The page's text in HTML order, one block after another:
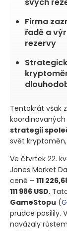
svých
Firma
řadě a
rezervy
Tentokrát však
strategii
svět
Ve čtvrtek 22.
Jones Market
ceně – 111
111 986 USD.
GameStopu (
prudce posílily.
navázaly